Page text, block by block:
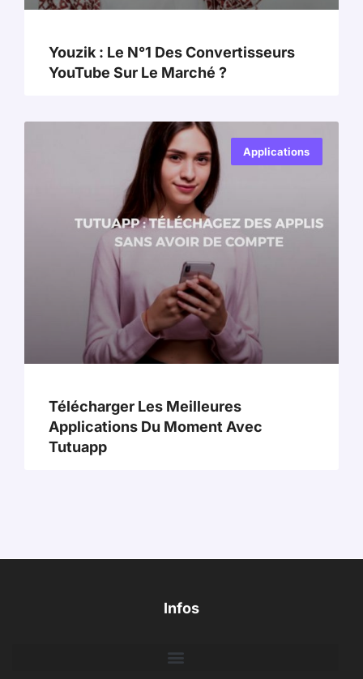
Youzik : Le N°1 Des Convertisseurs
YouTube Sur Le Marché ?
Applications
Télécharger Les Meilleures
Applications Du Moment Avec
Tutuapp
Infos